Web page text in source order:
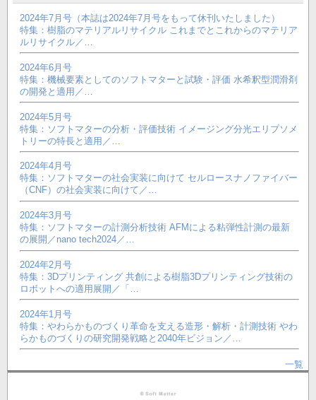
2024年7月号（本誌は2024年7月号をもって休刊いたしました）
特集：樹脂のマテリアルリサイクル これまでとこれからのマテリア
ルリサイクル／…
2024年6月号
特集：機械要素としてのソフトマターと試験・評価 水希釈型潤滑剤
の開発と適用／…
2024年5月号
特集：ソフトマターの分析・評価技術 イメージング分光エリプソメ
トリーの特長と適用／…
2024年4月号
特集：ソフトマターの社会実装に向けて セルロースナノファイバー
（CNF）の社会実装に向けて／…
2024年3月号
特集：ソフトマターの計測分析技術 AFMによる粘弾性計測の最新
の展開／nano tech2024／…
2024年2月号
特集：3Dプリンティング 共創による樹脂3Dプリンティング技術の
ロボットへの適用展開／「…
2024年1月号
特集：やわらかものづくり革命を支える造形・解析・計測技術 やわ
らかものづくりの研究開発戦略と2040年ビジョン／…
一覧